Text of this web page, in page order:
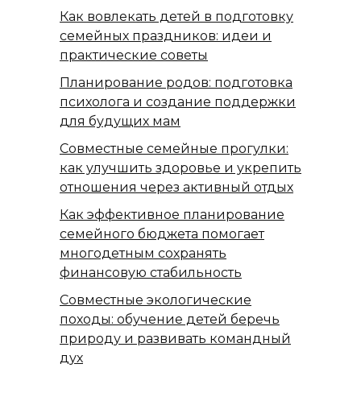
Как вовлекать детей в подготовку
семейных праздников: идеи и
практические советы
Планирование родов: подготовка
психолога и создание поддержки
для будущих мам
Совместные семейные прогулки:
как улучшить здоровье и укрепить
отношения через активный отдых
Как эффективное планирование
семейного бюджета помогает
многодетным сохранять
финансовую стабильность
Совместные экологические
походы: обучение детей беречь
природу и развивать командный
дух